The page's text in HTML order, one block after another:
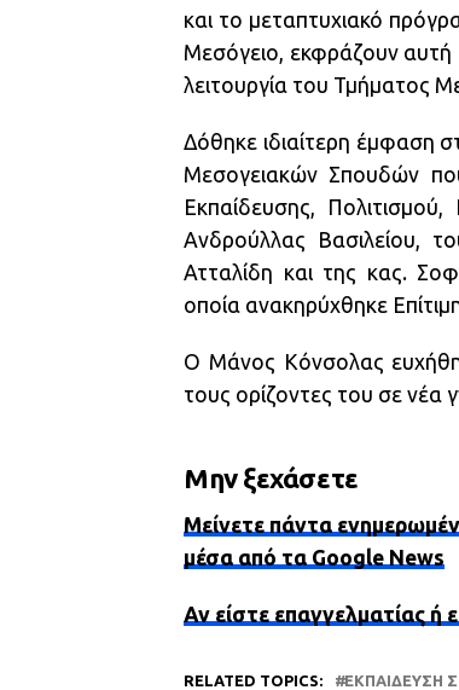
και το μεταπτυχιακό
Μεσόγειο, εκφράζουν αυτή
λειτουργία του Τμήματος
Δόθηκε ιδιαίτερη έμφαση
Μεσογειακών Σπουδών
Εκπαίδευσης,
Ανδρούλλας Βασιλείου,
Ατταλίδη και της κας.
οποία ανακηρύχθηκε
Ο Μάνος Κόνσολας
τους ορίζοντες του σε νέα
Μην ξεχάσετε
Μείνετε πάντα
μέσα από τα Google News
Αν είστε επαγγελματίας ή
RELATED TOPICS: ΕΚΠΑΊΔΕΥΣΗ